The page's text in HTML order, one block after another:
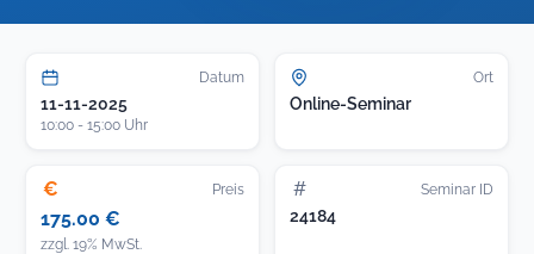
Datum
11-11-2025
10:00 - 15:00 Uhr
Ort
Online-Seminar
€ Preis
175.00 €
zzgl. 19% MwSt.
# Seminar ID
24184